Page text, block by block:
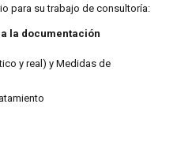
para su trabajo de consultoría:
la documentación
y real) y Medidas de